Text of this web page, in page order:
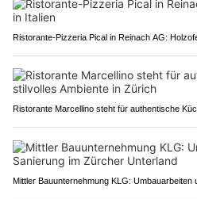
Ristorante-Pizzeria Pical in Reinach AG:
Ristorante Marcellino steht für authentische
Mittler Bauunternehmung KLG: